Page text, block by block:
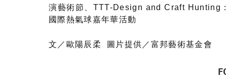
演藝術節、TTT-Design and Craft Hunting
國際熱氣球嘉年華活動
文／歐陽辰柔 圖片提供／富邦藝術基金會